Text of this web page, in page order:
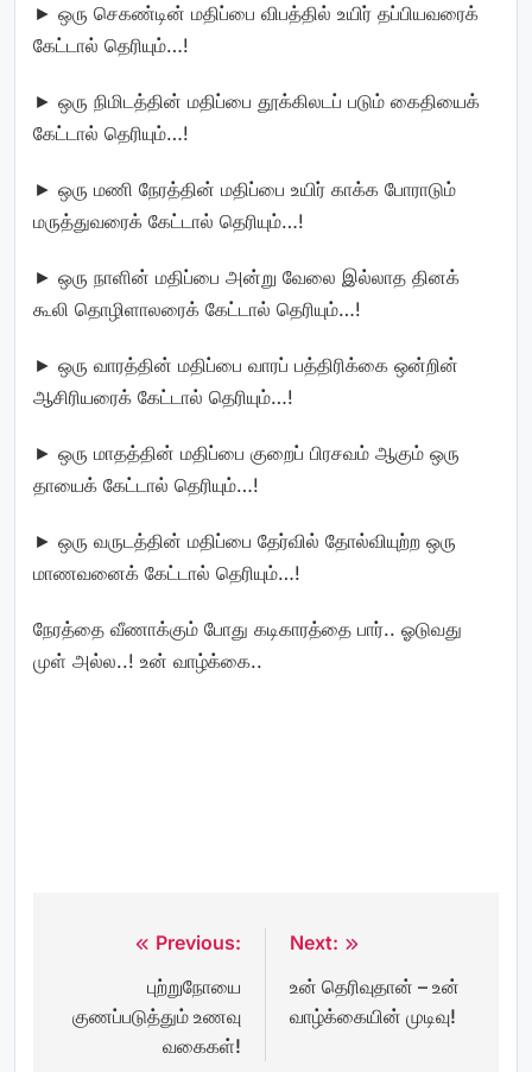
► ஒரு செகண்டின் மதிப்பை விபத்தில் உயிர் தப்பியவரைக்
கேட்டால் தெரியும்…!
► ஒரு நிமிடத்தின் மதிப்பை தூக்கிலடப் படும் கைதியைக்
கேட்டால் தெரியும்…!
► ஒரு மணி நேரத்தின் மதிப்பை உயிர் காக்க போராடும்
மருத்துவரைக் கேட்டால் தெரியும்…!
► ஒரு நாளின் மதிப்பை அன்று வேலை இல்லாத தினக்
கூலி தொழிளாலரைக் கேட்டால் தெரியும்…!
► ஒரு வாரத்தின் மதிப்பை வாரப் பத்திரிக்கை ஒன்றின்
ஆசிரியரைக் கேட்டால் தெரியும்…!
► ஒரு மாதத்தின் மதிப்பை குறைப் பிரசவம் ஆகும் ஒரு
தாயைக் கேட்டால் தெரியும்…!
► ஒரு வருடத்தின் மதிப்பை தேர்வில் தோல்வியுற்ற ஒரு
மாணவனைக் கேட்டால் தெரியும்…!
நேரத்தை வீணாக்கும் போது கடிகாரத்தை பார்.. ஓடுவது
முள் அல்ல..! உன் வாழ்க்கை..
navigation
Previous:
புற்றுநோயை
குணப்படுத்தும் உணவு
வகைகள்!
Next:
உன் தெரிவுதான் – உன்
வாழ்க்கையின் முடிவு!